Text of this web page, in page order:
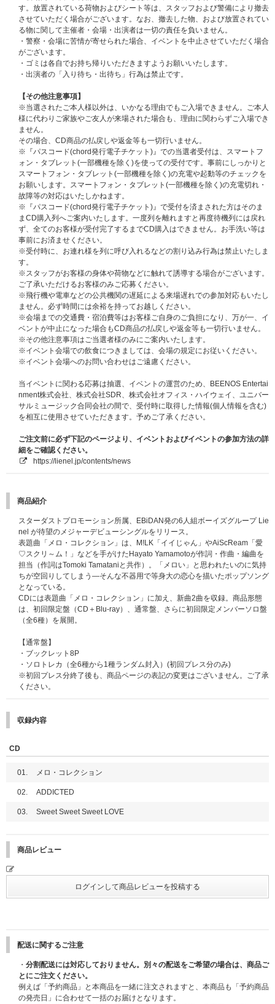
・生徒手帳に生徒氏名記入欄がないものや、記入欄に名前の記入のないもの
は不可となります。
・住民票は(世帯全員)が記載されているものに限ります。(世帯の一部)は不
可、個人番号記載のものは見えないように保護した上でご提示ください。
※上記『顔写真付きの指定身分証』以外の顔写真付の特殊技術免許証や仮の
運転免許証、社員証、健康保険証などをご用意いただいてもご参加できませ
ん。必ず上記で指定されている①～⑥の『顔写真付きの指定身分証』を1点
※マイナンバーカードの個人番号等は見えないように保護した上でご提示く
ださい。
※障害者手帳については、氏名、住所、顔写真記載のページをご提示くださ
い。
【未成年の方の応募について】
※小学生以上のお客様は当選者のみイベントへの参加が可能です。
※お子様自身での応募入力が困難などの理由によって、保護者の名義で登録
し当選されても、お子様や別名義の方が参加する事はできません。
※お子様が携帯端末をお持ちでない場合は、保護者の携帯から参加されるお
子様の名義(氏名・住所・生年月日)でご登録・ご応募ください。イベント当
日は、ご応募された保護者の携帯端末と、お子様の指定身分証明書をお持ち
いただき、ご本人確認を行います。
※小さなお子様であっても本人認証の書類が必要となります｡あらかじめパ
スポートやマイナンバーカードの取得をお願いいたします｡
※未就学児のお子様がイベントにご参加される場合は、保護者1名につき1
名まで膝の上での観覧に限り保護者と同じ当選権利にてご入場いただけま
す。ただし、未就学児のお子様でも座席が必要な場合は当選権利が必要とな
ります。
※未成年の方は保護者の方の同意を得た上でご応募・ご参加ください。未成
年の方がご応募・ご参加された場合は、保護者の方の同意を得たものとみな
します。また同意を得られない場合はイベントへのご参加をご遠慮いただき
ますようお願いいたします。
＜ご本人確認の際の注意事項＞
の照合を行わせていただきます。
顔が見えない又は判別が困難な状態での確認は禁止させていただきます。ま
た、マスクを外していただきご本人様確認をさせていただく場合がございま
す。ご協力のほどよろしくお願いいたします。
証明書が発行されない学生は、必ず上記で指定されている①～⑥の中から
『顔写真付きの指定身分証』を1点ご用意ください。
・主催者が指定する『顔写真付きの指定身分証明書』の発行に必要な期間や
しかねます。
・指定身分証明書のお忘れ、紛失、不備などによりご本人確認ができない場
合は、ご参加をお断りさせていただきます。あらかじめご了承ください。
※転売・譲渡の防止のために、何卒、ご理解・ご協力のほどよろしくお願い
いたします。
＜指定身分証明書の偽造・なりすましなどの不正行為を発見した場合＞
お客様のイベント参加を全て無効とし、ただちに会場よりご退出いただきま
す。その場合、商品の返品・返金は一切受付できませんので予めご了承下さ
い。イベント当日はどなた様も必ずご自身の『顔写真付きの指定身分証明
書』をご持参いただきますようお願いいたします。また、今後開催されるイ
ベントなどへのご参加をお断りする場合もございますので予めご了承くださ
い。
【イベント入場について】
イベントの入場時にリストバンド・『パスコード (chord発行電子チケッ
ト)』を確認いたします。
※詳細はご当選者様にご案内いたします。
【イベント当日実施の特典会について】
スペシャルパフォーマンスイベント当日に会場にて対象商品をご購入いただ
なお、本イベントの特典会にはご当選者様のみが参加可能となります。
ご当選者様以外はご案内できませんので、ご来場はお控えください。
■『ハイタッチ会 参加券』→対象商品1枚ご購入で1枚お渡し
入で1枚お渡し
※ご購入後のキャンセル・返金は一切お受けできませんのでご了承くださ
なお並び直しに関しては当選者受付呼び出し完了後、ご案内いたします。
＜商品のお支払い方法について＞
当選者様のみにご案内いたします。
す。放置されている荷物およびシート等は、スタッフおよび警備により撤去
させていただく場合がございます。なお、撤去した物、および放置されてい
る物に関して主催者・会場・出演者は一切の責任を負いません。
・警察・会場に苦情が寄せられた場合、イベントを中止させていただく場合
がございます。
・ゴミは各自でお持ち帰りいただきますようお願いいたします。
・出演者の「入り待ち・出待ち」行為は禁止です。
【その他注意事項】
※当選されたご本人様以外は、いかなる理由でもご入場できません。ご本人
様に代わりご家族やご友人が来場された場合も、理由に関わらずご入場でき
ません。
その場合、CD商品の払戻しや返金等も一切行いません。
※『パスコード(chord発行電子チケット)』での当選者受付は、スマートフ
ォン・タブレット(一部機種を除く)を使っての受付です。事前にしっかりと
スマートフォン・タブレット(一部機種を除く)の充電や起動等のチェックを
お願いします。スマートフォン・タブレット(一部機種を除く)の充電切れ・
故障等の対応はいたしかねます。
※『パスコード(chord発行電子チケット)』で受付を済まされた方はそのま
まCD購入列へご案内いたします。一度列を離れますと再度待機列には戻れ
ず、全てのお客様が受付完了するまでCD購入はできません。お手洗い等は
事前にお済ませください。
※受付時に、お連れ様を列に呼び入れるなどの割り込み行為は禁止いたしま
す。
※スタッフがお客様の身体や荷物などに触れて誘導する場合がございます。
ご了承いただけるお客様のみご応募ください。
※飛行機や電車などの公共機関の遅延による来場遅れでの参加対応もいたし
ません。必ず時間には余裕を持ってお越しください。
※会場までの交通費・宿泊費等はお客様ご自身のご負担になり、万が一、イ
ベントが中止になった場合もCD商品の払戻しや返金等も一切行いません。
※その他注意事項はご当選者様のみにご案内いたします。
※イベント会場での飲食につきましては、会場の規定にお従いください。
※イベント会場へのお問い合わせはご遠慮ください。
当イベントに関わる応募は抽選、イベントの運営のため、BEENOS Entertai
nment株式会社、株式会社SDR、株式会社オフィス・ハイウェイ、ユニバー
サルミュージック合同会社の間で、受付時に取得した情報(個人情報を含む)
を相互に使用させていただきます。予めご了承ください。
ご注文前に必ず下記のページより、イベントおよびイベントの参加方法の詳
細をご確認ください。
https://lienel.jp/contents/news
商品紹介
スターダストプロモーション所属、EBiDAN発の6人組ボーイズグループ Lie
nel が待望のメジャーデビューシングルをリリース。
表題曲「メロ・コレクション」は、M!LK「イイじゃん」やAiScReam「愛
♡スクリ～ム！」などを手がけたHayato Yamamotoが作詞・作曲・編曲を
担当（作詞はTomoki Tamataniと共作）。「メロい」と思われたいのに気持
ちが空回りしてしまう―そんな不器用で等身大の恋心を描いたポップソング
となっている。
CDには表題曲「メロ・コレクション」に加え、新曲2曲を収録。商品形態
は、初回限定盤（CD＋Blu-ray）、通常盤、さらに初回限定メンバーソロ盤
（全6種）を展開。
【通常盤】
・ブックレット8P
・ソロトレカ（全6種から1種ランダム封入）(初回プレス分のみ)
※初回プレス分終了後も、商品ページの表記の変更はございません。ご了承
ください。
収録内容
CD
01. メロ・コレクション
02. ADDICTED
03. Sweet Sweet Sweet LOVE
商品レビュー
配送に関するご注意
・ 分割配送には対応しておりません。別々の配送をご希望の場合は、商品ご
とにご注文ください。
例えば「予約商品」と本商品を一緒に注文されますと、本商品も「予約商品
の発売日」に合わせて一括のお届けとなります。